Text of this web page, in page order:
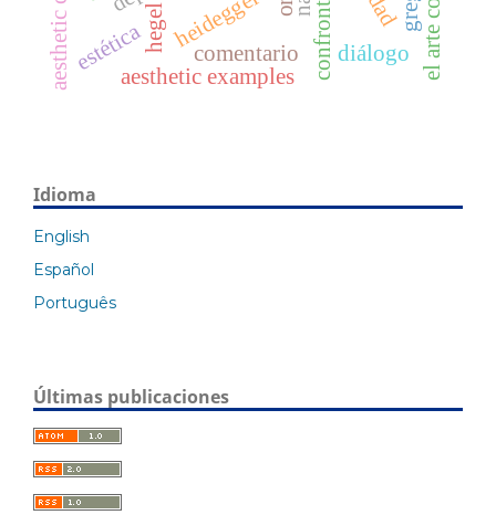
heidegger
hegel diálogo
comentario
aesthetic examples
estética
Idioma
English
Español
Português
Últimas publicaciones